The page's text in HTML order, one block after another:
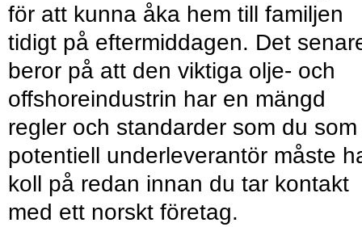
för att kunna åka hem till familjen
tidigt på eftermiddagen. Det
beror på att den viktiga olje- och
offshoreindustrin har en mängd
regler och standarder som du som
potentiell underleverantör måste
koll på redan innan du tar kontakt
med ett norskt företag.